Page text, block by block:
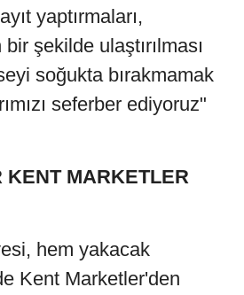
yaptırmaları,
şekilde ulaştırılması
soğukta bırakmamak
seferber ediyoruz"
KENT MARKETLER
hem yakacak
Kent Marketler'den